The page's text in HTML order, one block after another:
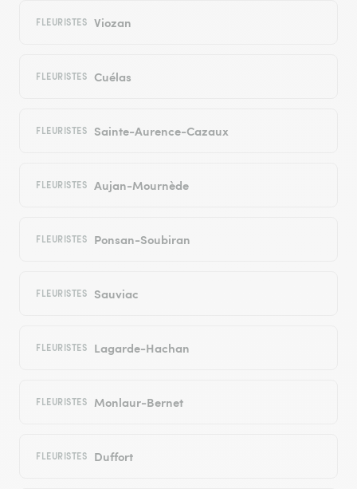
FLEURISTES Viozan
FLEURISTES Cuélas
FLEURISTES Sainte-Aurence-Cazaux
FLEURISTES Aujan-Mournède
FLEURISTES Ponsan-Soubiran
FLEURISTES Sauviac
FLEURISTES Lagarde-Hachan
FLEURISTES Monlaur-Bernet
FLEURISTES Duffort